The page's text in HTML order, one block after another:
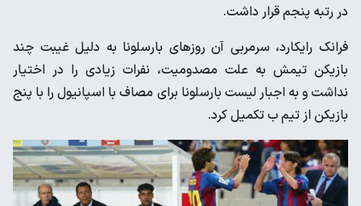
در رتبه پنجم قرار داشت.
فرانک رایکارد، سرمربی آن روزهای بارسلونا به دلیل غیبت چند
بازیکن تیمش به علت مصدومیت، نفرات زیادی را در اختیار
نداشت و به اجبار لیست بارسلونا برای مصاف با اسپانیول را با پنج
بازیکن از تیم ب تکمیل کرد.